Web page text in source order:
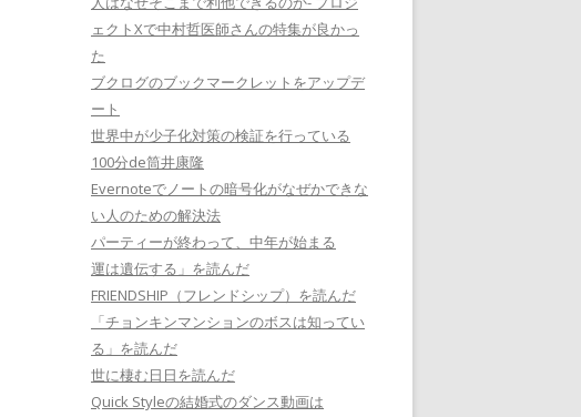
ェクトXで中村哲医師さんの特集が良かっ
た
ブクログのブックマークレットをアップデ
ート
世界中が少子化対策の検証を行っている
100分de筒井康隆
Evernoteでノートの暗号化がなぜかできな
い人のための解決法
パーティーが終わって、中年が始まる
運は遺伝する」を読んだ
FRIENDSHIP（フレンドシップ）を読んだ
「チョンキンマンションのボスは知ってい
る」を読んだ
世に棲む日日を読んだ
Quick Styleの結婚式のダンス動画は